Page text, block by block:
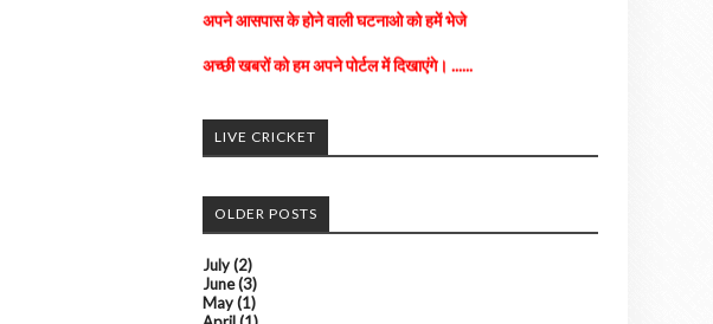
अच्छी खबरों को हम अपने पोर्टल में दिखाएंगे। ......
किसी भी तरह के विज्ञापन के लिए संपर्क करे
LIVE CRICKET
OLDER POSTS
July(2)
June(3)
May(1)